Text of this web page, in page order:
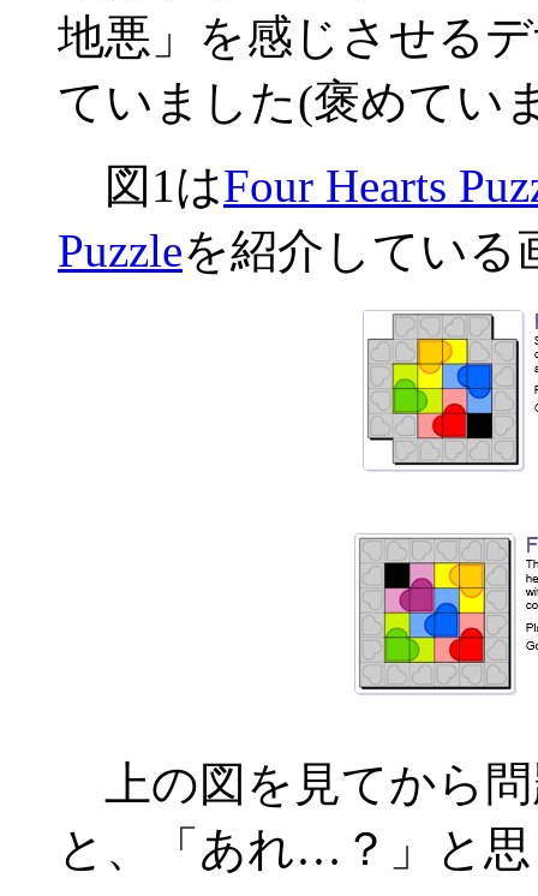
地悪」を感じさせる
ていました(褒めてい
図1はFour Hearts
Puzzleを紹介している
上の図を見てから
と、「あれ…？」と